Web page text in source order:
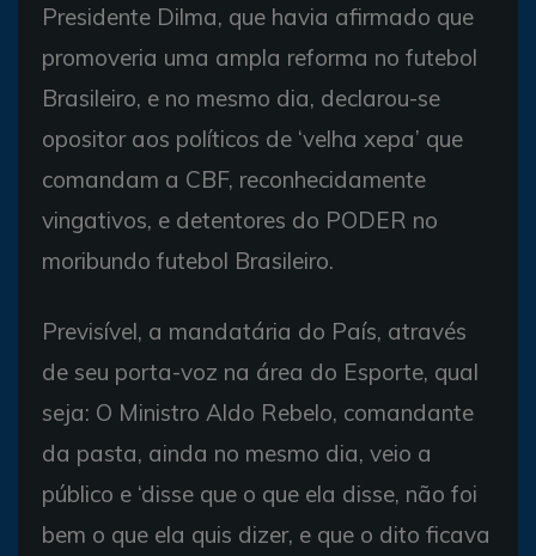
Presidente Dilma, que havia afirmado que
promoveria uma ampla reforma no futebol
Brasileiro, e no mesmo dia, declarou-se
opositor aos políticos de ‘velha xepa’ que
comandam a CBF, reconhecidamente
vingativos, e detentores do PODER no
moribundo futebol Brasileiro.
Previsível, a mandatária do País, através
de seu porta-voz na área do Esporte, qual
seja: O Ministro Aldo Rebelo, comandante
da pasta, ainda no mesmo dia, veio a
público e ‘disse que o que ela disse, não foi
bem o que ela quis dizer, e que o dito ficava